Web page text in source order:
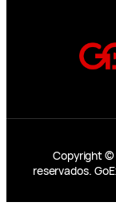
Copyright ©
reservados.